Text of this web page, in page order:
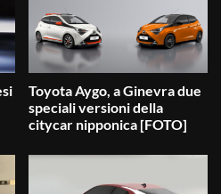
Toyota Aygo, a Ginevra due
speciali versioni della
citycar nipponica [FOTO]